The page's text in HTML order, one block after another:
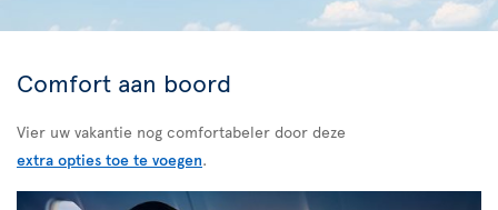
Comfort aan boord
Vier uw vakantie nog comfortabeler door deze
extra opties toe te voegen.